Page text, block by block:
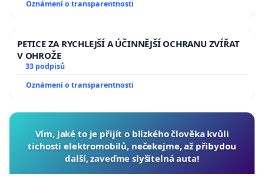
Oznámení o transparentnosti
PETICE ZA RYCHLEJŠÍ A ÚČINNĚJŠÍ OCHRANU ZVÍŘAT
V OHROŽE
33 podpisů
Oznámení o transparentnosti
Vím, jaké to je přijít o blízkého člověka kvůli
tichosti elektromobilů, nečekejme, až přibydou
další, zaveďme slyšitelná auta!